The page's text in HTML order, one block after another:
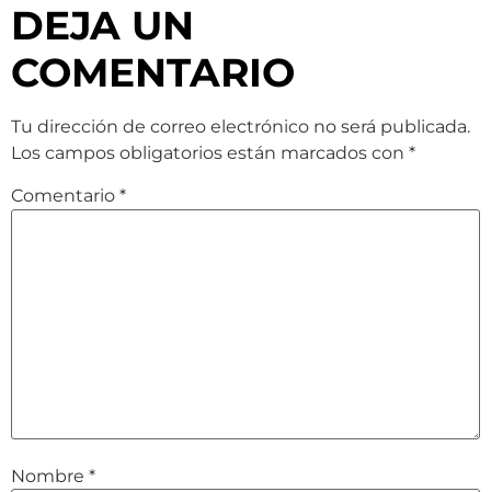
DEJA UN
COMENTARIO
Tu dirección de correo electrónico no será publicada.
Los campos obligatorios están marcados con *
Comentario *
Nombre *